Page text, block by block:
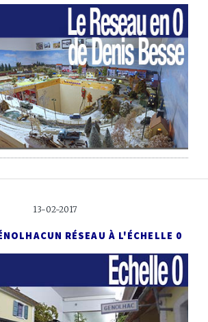
13-02-2017
UN RÉSEAU À L'ÉCHELLE 0